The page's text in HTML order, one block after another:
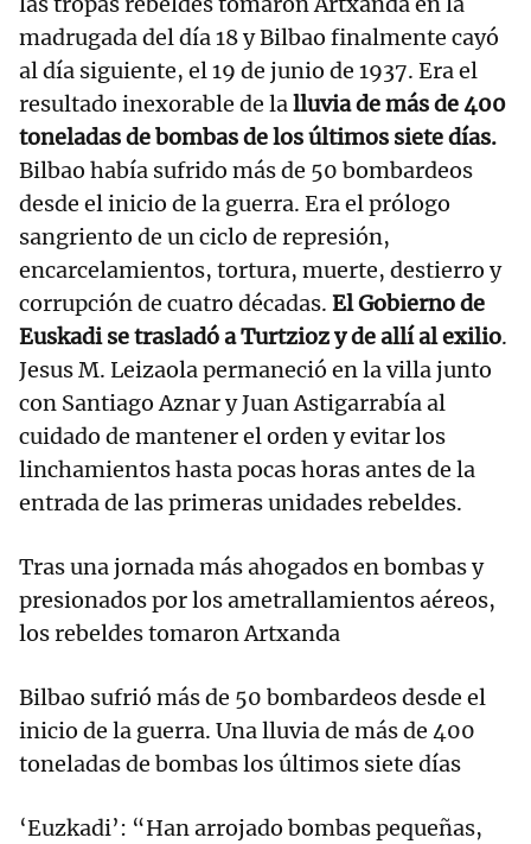
madrugada del día 18 y Bilbao finalmente cayó
al día siguiente, el 19 de junio de 1937. Era el
resultado inexorable de lalluvia de más de 400
toneladas de bombas de los últimos siete días.
Bilbao había sufrido más de 50 bombardeos
desde el inicio de la guerra. Era el prólogo
sangriento de un ciclo de represión,
encarcelamientos, tortura, muerte, destierro y
corrupción de cuatro décadas. El Gobierno de
Euskadi se trasladó a Turtzioz y de allí al exilio.
Jesus M. Leizaola permaneció en la villa junto
con Santiago Aznar y Juan Astigarrabía al
cuidado de mantener el orden y evitar los
linchamientos hasta pocas horas antes de la
entrada de las primeras unidades rebeldes.
Tras una jornada más ahogados en bombas y
presionados por los ametrallamientos aéreos,
los rebeldes tomaron Artxanda
Bilbao sufrió más de 50 bombardeos desde el
inicio de la guerra. Una lluvia de más de 400
toneladas de bombas los últimos siete días
‘Euzkadi’: “Han arrojado bombas pequeñas,